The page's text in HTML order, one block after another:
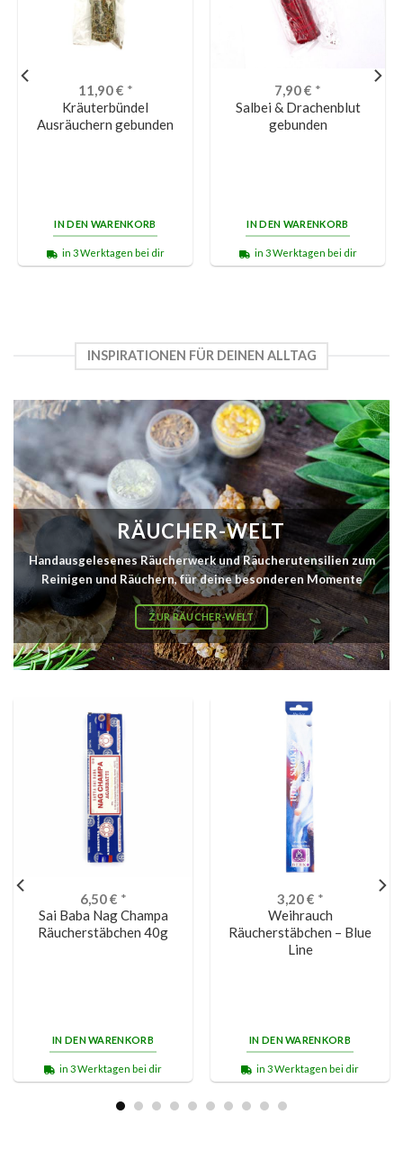
11,90€ *
Kräuterbündel
Ausräuchern gebunden
IN DEN WARENKORB
in 3 Werktagen bei dir
7,90€ *
Salbei & Drachenblut
gebunden
IN DEN WARENKORB
in 3 Werktagen bei dir
INSPIRATIONEN FÜR DEINEN ALLTAG
RÄUCHER-WELT
Handausgelesenes Räucherwerk und Räucherutensilien zum
Reinigen und Räuchern, für deine besonderen Momente
ZUR RÄUCHER-WELT
6,50€ *
Sai Baba Nag Champa
Räucherstäbchen 40g
IN DEN WARENKORB
in 3 Werktagen bei dir
3,20€ *
Weihrauch
Räucherstäbchen – Blue
Line
IN DEN WARENKORB
in 3 Werktagen bei dir